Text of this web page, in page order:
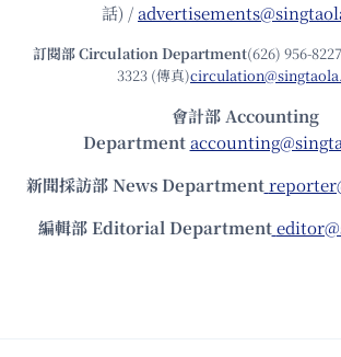
話) /
訂閱部 Circulation Department(626) 956-
3323 (傳真)
會計部 Accounting
Department
新聞採訪部 News Department
編輯部 Editorial Department